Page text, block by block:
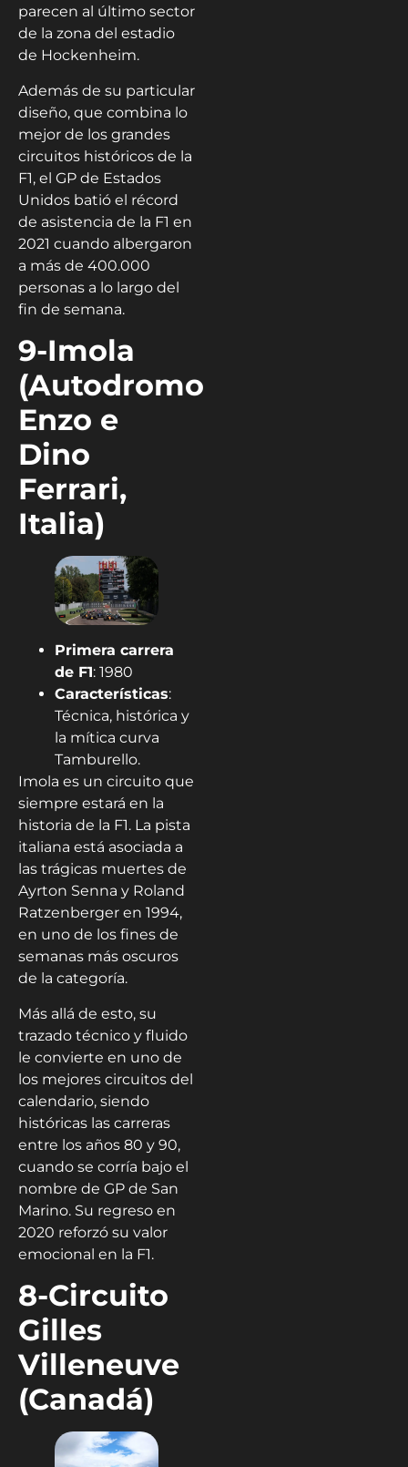
parecen al último sector
de la zona del estadio
de Hockenheim.
Además de su particular
diseño, que combina lo
mejor de los grandes
circuitos históricos de la
F1, el GP de Estados
Unidos batió el récord
de asistencia de la F1 en
2021 cuando albergaron
a más de 400.000
personas a lo largo del
fin de semana.
9-Imola
(Autodromo
Enzo e
Dino
Ferrari,
Italia)
Primera carrera
de F1: 1980
Características:
Técnica, histórica y
la mítica curva
Tamburello.
Imola es un circuito que
siempre estará en la
historia de la F1. La pista
italiana está asociada a
las trágicas muertes de
Ayrton Senna y Roland
Ratzenberger en 1994,
en uno de los fines de
semanas más oscuros
de la categoría.
Más allá de esto, su
trazado técnico y fluido
le convierte en uno de
los mejores circuitos del
calendario, siendo
históricas las carreras
entre los años 80 y 90,
cuando se corría bajo el
nombre de GP de San
Marino. Su regreso en
2020 reforzó su valor
emocional en la F1.
8-Circuito
Gilles
Villeneuve
(Canadá)